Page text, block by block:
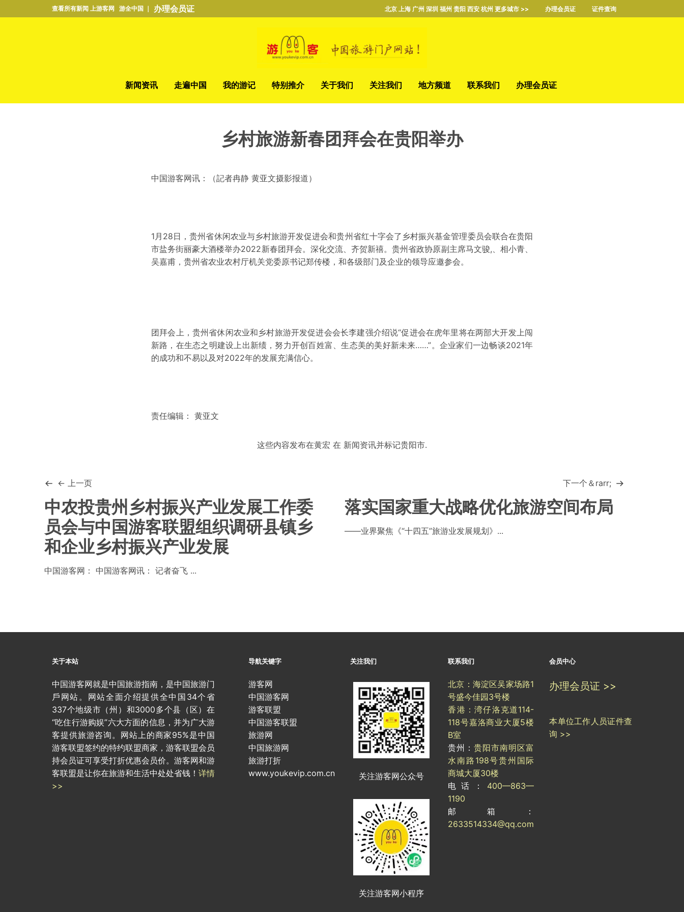
查看所有新闻 上游客网 游全中国 ｜ 办理会员证 北京 上海 广州 深圳 福州 贵阳 西安 杭州 更多城市 >> 办理会员证 证件查询
新闻资讯 走遍中国 我的游记 特别推介 关于我们 关注我们 地方频道 联系我们 办理会员证
乡村旅游新春团拜会在贵阳举办
中国游客网讯：（記者冉静 黄亚文摄影报道）
1月28日，贵州省休闲农业与乡村旅游开发促进会和贵州省红十字会了乡村振兴基金管理委员会联合在贵阳
市盐务街丽豪大酒楼举办2022新春团拜会。深化交流、齐贺新禧。贵州省政协原副主席马文骏,、相小青、
吴嘉甫，贵州省农业农村厅机关党委原书记郑传楼，和各级部门及企业的领导应邀参会。
团拜会上，贵州省休闲农业和乡村旅游开发促进会会长李建强介绍说“促进会在虎年里将在两部大开发上闯
新路，在生态之明建设上出新绩，努力开创百姓富、生态美的美好新未来……”。企业家们一边畅谈2021年
的成功和不易以及对2022年的发展充满信心。
责任编辑： 黄亚文
这些内容发布在黄宏 在 新闻资讯并标记贵阳市.
← 上一页
中农投贵州乡村振兴产业发展工作委
员会与中国游客联盟组织调研县镇乡
和企业乡村振兴产业发展
中国游客网： 中国游客网讯： 记者奋飞 ...
下一个＆rarr;
落实国家重大战略优化旅游空间布局
——业界聚焦《“十四五”旅游业发展规划》...
关于本站
中国游客网就是中国旅游指南，是中国旅游门
戶网站。网站全面介绍提供全中国34个省
337个地级市（州）和3000多个县（区）在
“吃住行游购娱”六大方面的信息，并为广大游
客提供旅游咨询。网站上的商家95%是中国
游客联盟签约的特约联盟商家，游客联盟会员
持会员证可享受打折优惠会员价。游客网和游
客联盟是让你在旅游和生活中处处省钱！ 详情
>>
导航关键字
游客网
中国游客网
游客联盟
中国游客联盟
旅游网
中国旅游网
旅游打折
www.youkevip.com.cn
关注我们
关注游客网公众号
关注游客网小程序
联系我们
北京：海淀区吴家场路1
号盛今佳园3号楼
香港：湾仔洛克道114-
118号嘉洛商业大厦5楼
B室
贵州：贵阳市南明区富
水南路198号贵州国际
商城大厦30楼
电话： 400—863—
1190
邮箱：
2633514334@qq.com
会员中心
办理会员证 >>
本单位工作人员证件查
询 >>